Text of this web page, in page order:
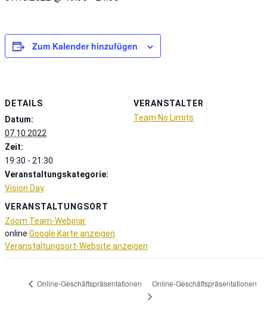
Zum Kalender hinzufügen
DETAILS
Datum:
07.10.2022
Zeit:
19:30 - 21:30
Veranstaltungskategorie:
Vision Day
VERANSTALTUNGSORT
Zoom Team-Webinar
online Google Karte anzeigen
Veranstaltungsort-Website anzeigen
VERANSTALTER
Team No Limits
Online-Geschäftspräsentationen Online-Geschäftspräsentationen